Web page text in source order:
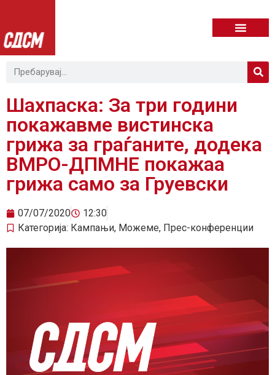
Шахпаска: За три години
покажавме вистинска
грижа за граѓаните, додека
ВМРО-ДПМНЕ покажаа
грижа само за Груевски
07/07/2020
12:30
Категорија: Кампањи, Можеме, Прес-конференции